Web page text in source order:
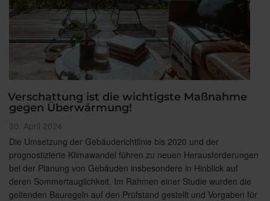
Verschattung ist die wichtigste Maßnahme
gegen Überwärmung!
Veröffentlicht
am
30. April 2024
Die Umsetzung der Gebäuderichtlinie bis 2020 und der
prognostizierte Klimawandel führen zu neuen Herausforderungen
bei der Planung von Gebäuden insbesondere in Hinblick auf
deren Sommertauglichkeit. Im Rahmen einer Studie wurden die
geltenden Bauregeln auf den Prüfstand gestellt und Vorgaben für